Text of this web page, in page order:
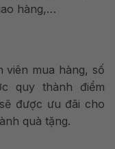
hàng,…
viên mua hàng, số
quy thành điểm
được ưu đãi cho
quà tặng.